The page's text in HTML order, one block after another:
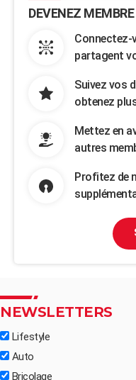
DEVENEZ
Connectez-
partagent
Suivez vos
obtenez
Mettez en
autres
Profitez de
NEWSLETTERS
Lifestyle
Auto
Bricolage